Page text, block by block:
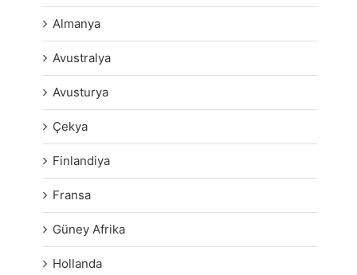
Almanya
Avustralya
Avusturya
Çekya
Finlandiya
Fransa
Güney Afrika
Hollanda